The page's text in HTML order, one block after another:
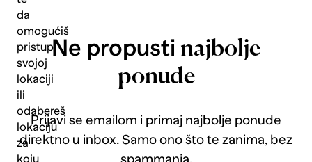
da
omogućiš
pristup
svojoj
lokaciji
ili
odabereš
lokaciju
za
Ne propusti najbolje
ponude
Prijavi se emailom i primaj najbolje ponude
direktno u inbox. Samo ono što te zanima, bez
spammanja.